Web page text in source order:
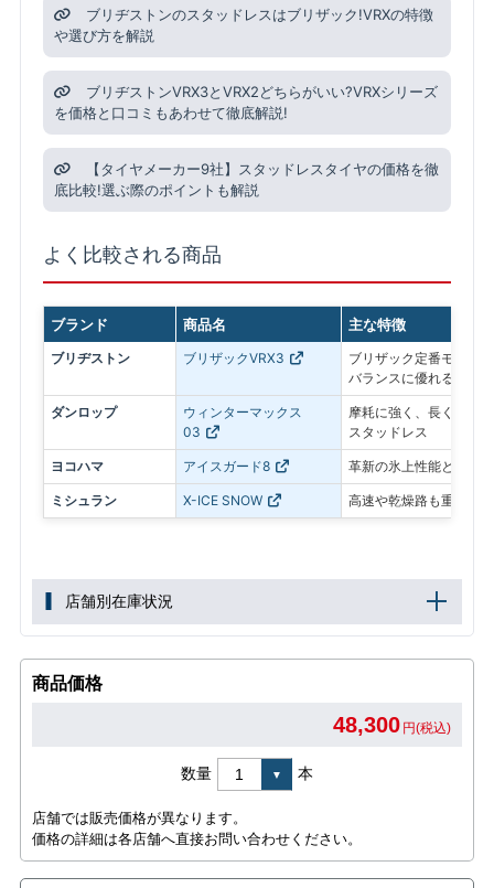
ブリヂストンのスタッドレスはブリザック!VRXの特徴
や選び方を解説
ブリヂストンVRX3とVRX2どちらがいい?VRXシリーズ
を価格と口コミもあわせて徹底解説!
【タイヤメーカー9社】スタッドレスタイヤの価格を徹
底比較!選ぶ際のポイントも解説
よく比較される商品
ブランド 商品名 主な特徴
ブリヂストン ブリザックVRX3
ブリザック定番モデル
バランスに優れる
ダンロップ
ウィンターマックス
03
摩耗に強く、長く使い
スタッドレス
ヨコハマ アイスガード8 革新の氷上性能と静粛
ミシュラン X-ICE SNOW 高速や乾燥路も重視し
店舗別在庫状況
商品価格
48,300 円(税込)
数量 本
店舗では販売価格が異なります。
価格の詳細は各店舗へ直接お問い合わせください。